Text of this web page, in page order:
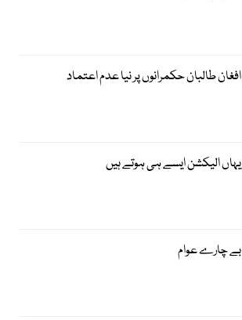
افغان طالبان حکمرانوں پر نیا عدم اعتماد
یہاں الیکشن ایسے ہی ہوتے ہیں
بے چارے عوام